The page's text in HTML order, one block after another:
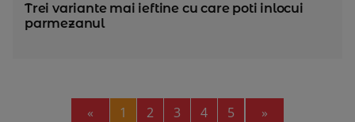
Trei variante mai ieftine cu care poti inlocui
parmezanul
« Previous
1 2 3 4 5 »